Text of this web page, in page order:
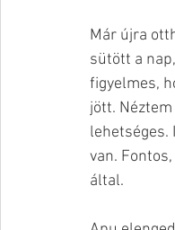
Már újra
sütött a
figyelmes,
jött.
lehetséges.
van.
által.